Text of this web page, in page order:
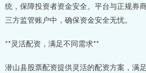
统，保障投资者资金安全。平台与正规券
三方监管账户中，确保资金安全无忧。
**灵活配资，满足不同需求**
潜山县股票配资提供灵活的配资方案，满